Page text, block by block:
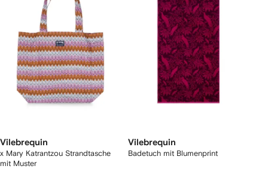
Vilebrequin
x Mary Katrantzou Strandtasche
mit Muster
Vilebrequin
Badetuch mit Blumenprint